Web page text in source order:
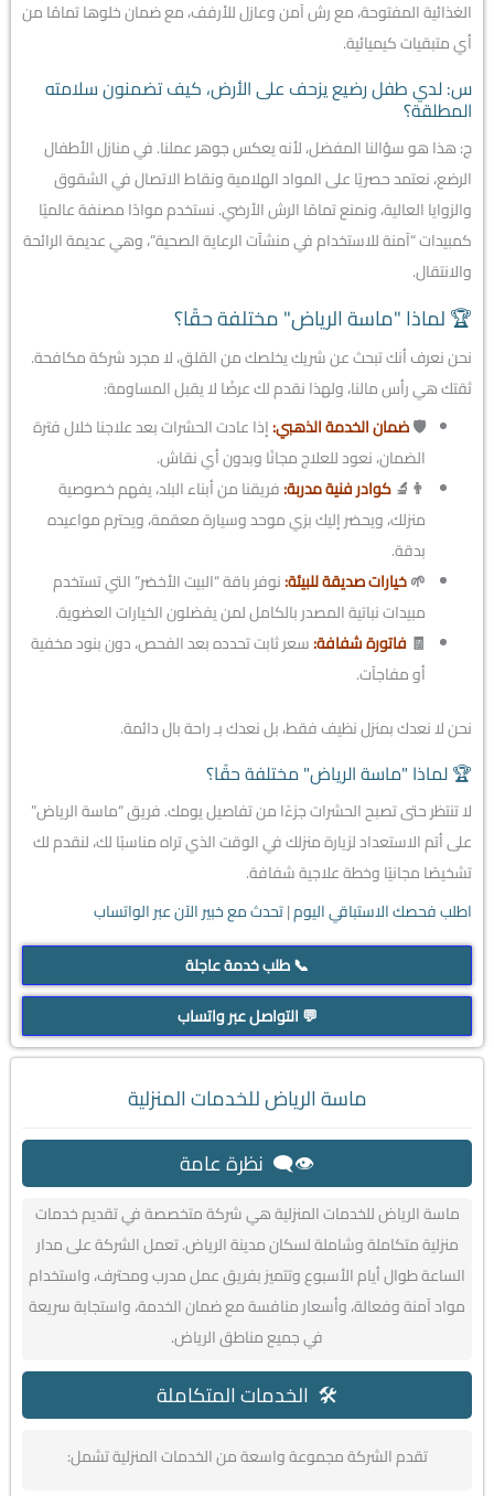
الغذائية المفتوحة، مع رش آمن وعازل للأرفف، مع ضمان خلوها تمامًا من
أي متبقيات كيميائية.
س: لدي طفل رضيع يزحف على الأرض، كيف تضمنون سلامته
المطلقة؟
ج: هذا هو سؤالنا المفضل، لأنه يعكس جوهر عملنا. في منازل الأطفال
الرضع، نعتمد حصريًا على المواد الهلامية ونقاط الاتصال في الشقوق
والزوايا العالية، ونمنع تمامًا الرش الأرضي. نستخدم موادًا مصنفة عالميًا
كمبيدات “آمنة للاستخدام في منشآت الرعاية الصحية”، وهي عديمة الرائحة
والانتقال.
🏆 لماذا "ماسة الرياض" مختلفة حقًا؟
نحن نعرف أنك تبحث عن شريك يخلصك من القلق، لا مجرد شركة مكافحة.
ثقتك هي رأس مالنا، ولهذا نقدم لك عرضًا لا يقبل المساومة:
🛡️ضمان الخدمة الذهبي:إذا عادت الحشرات بعد علاجنا خلال فترة
الضمان، نعود للعلاج مجانًا وبدون أي نقاش.
👨‍🔬كوادر فنية مدربة:فريقنا من أبناء البلد، يفهم خصوصية
منزلك، ويحضر إليك بزي موحد وسيارة معقمة، ويحترم مواعيده
بدقة.
🌱خيارات صديقة للبيئة:نوفر باقة “البيت الأخضر” التي تستخدم
مبيدات نباتية المصدر بالكامل لمن يفضلون الخيارات العضوية.
🧾 فاتورة شفافة:سعر ثابت تحدده بعد الفحص، دون بنود مخفية
أو مفاجآت.
نحن لا نعدك بمنزل نظيف فقط، بل نعدك بـ راحة بال دائمة.
🏆 لماذا "ماسة الرياض" مختلفة حقًا؟
لا تنتظر حتى تصبح الحشرات جزءًا من تفاصيل يومك. فريق “ماسة الرياض”
على أتم الاستعداد لزيارة منزلك في الوقت الذي تراه مناسبًا لك، لنقدم لك
تشخيصًا مجانيًا وخطة علاجية شفافة.
اطلب فحصك الاستباقي اليوم|تحدث مع خبير الآن عبر الواتساب
📞 طلب خدمة عاجلة
💬 التواصل عبر واتساب
ماسة الرياض للخدمات المنزلية
👁️‍🗨️ نظرة عامة
ماسة الرياض للخدمات المنزلية هي شركة متخصصة في تقديم خدمات
منزلية متكاملة وشاملة لسكان مدينة الرياض. تعمل الشركة على مدار
الساعة طوال أيام الأسبوع وتتميز بفريق عمل مدرب ومحترف، واستخدام
مواد آمنة وفعالة، وأسعار منافسة مع ضمان الخدمة، واستجابة سريعة
في جميع مناطق الرياض.
🛠️ الخدمات المتكاملة
تقدم الشركة مجموعة واسعة من الخدمات المنزلية تشمل: